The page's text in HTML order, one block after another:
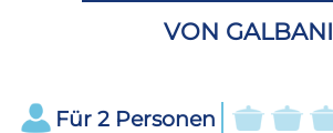
VON GALBANI
Für 2 Personen